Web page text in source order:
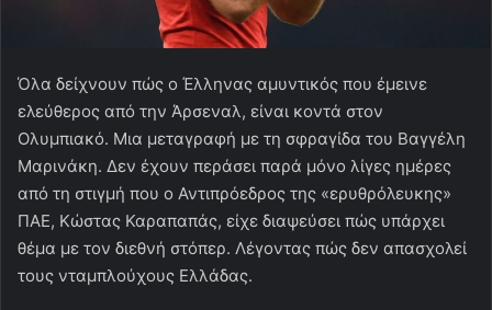
Όλα δείχνουν πώς ο Έλληνας αμυντικός που έμεινε
ελεύθερος από την Άρσεναλ, είναι κοντά στον
Ολυμπιακό. Μια μεταγραφή με τη σφραγίδα του Βαγγέλη
Μαρινάκη. Δεν έχουν περάσει παρά μόνο λίγες ημέρες
από τη στιγμή που ο Αντιπρόεδρος της «ερυθρόλευκης»
ΠΑΕ, Κώστας Καραπαπάς, είχε διαψεύσει πώς υπάρχει
θέμα με τον διεθνή στόπερ. Λέγοντας πώς δεν απασχολεί
τους νταμπλούχους Ελλάδας.